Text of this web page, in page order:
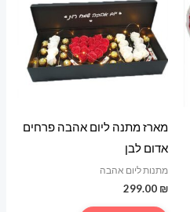
מארז מתנה ליום אהבה פרחים
אדום לבן
מתנות ליום אהבה
299.00 ₪